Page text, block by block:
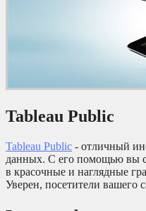
Tableau Public
Tableau Public - отличный
данных. С его помощью вы
в красочные и наглядные
Уверен, посетители вашего